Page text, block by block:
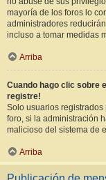
mayoría de los foros lo
administradores
incluso a tomar medidas
Arriba
Cuando hago clic sobre
registre!
Solo usuarios registrados
foro, si la administración
malicioso del sistema de
Arriba